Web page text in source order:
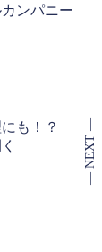
ンパニー
も！？